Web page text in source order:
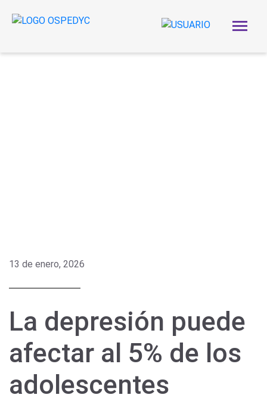
13 de enero, 2026
La depresión puede
afectar al 5% de los
adolescentes